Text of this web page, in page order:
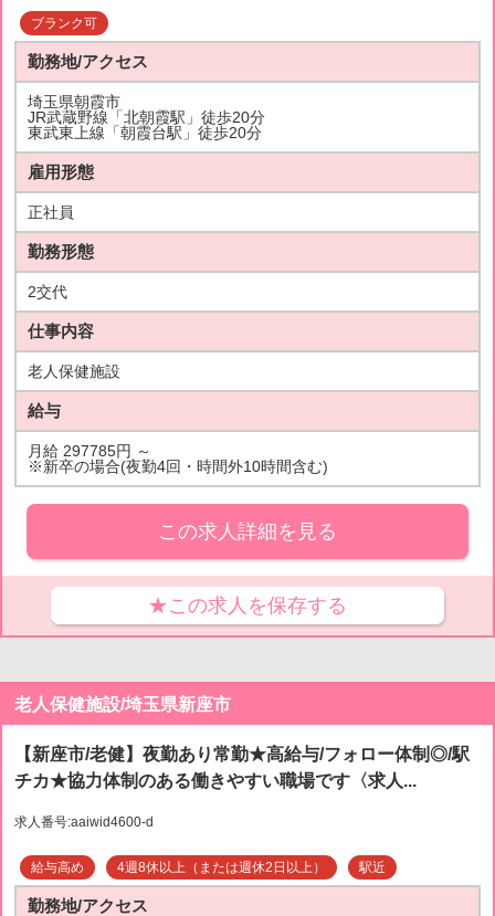
ブランク可
勤務地/アクセス
埼玉県朝霞市
JR武蔵野線「北朝霞駅」徒歩20分
東武東上線「朝霞台駅」徒歩20分
雇用形態
正社員
勤務形態
2交代
仕事内容
老人保健施設
給与
月給 297785円 ～
※新卒の場合(夜勤4回・時間外10時間含む)
この求人詳細を見る
★この求人を保存する
老人保健施設/埼玉県新座市
【新座市/老健】夜勤あり常勤★高給与/フォロー体制◎/駅
チカ★協力体制のある働きやすい職場です〈求人...
求人番号:aaiwid4600-d
給与高め 4週8休以上（または週休2日以上） 駅近
勤務地/アクセス